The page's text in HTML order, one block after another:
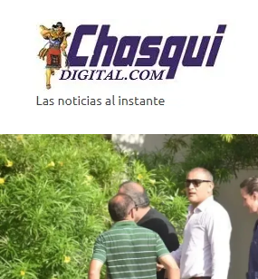
contenido
noticias
al
instante